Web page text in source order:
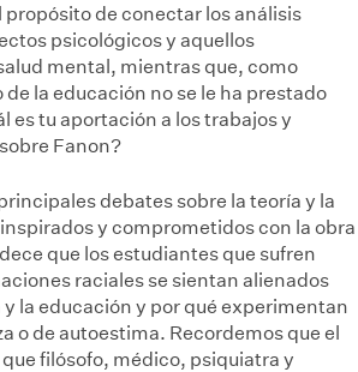
propósito de conectar los análisis
psicológicos y aquellos
mental, mientras que, como
la educación no se le ha prestado
es tu aportación a los trabajos y
Fanon?
debates sobre la teoría y la
y comprometidos con la obra
que los estudiantes que sufren
raciales se sientan alienados
la educación y por qué experimentan
o de autoestima. Recordemos que el
filósofo, médico, psiquiatra y